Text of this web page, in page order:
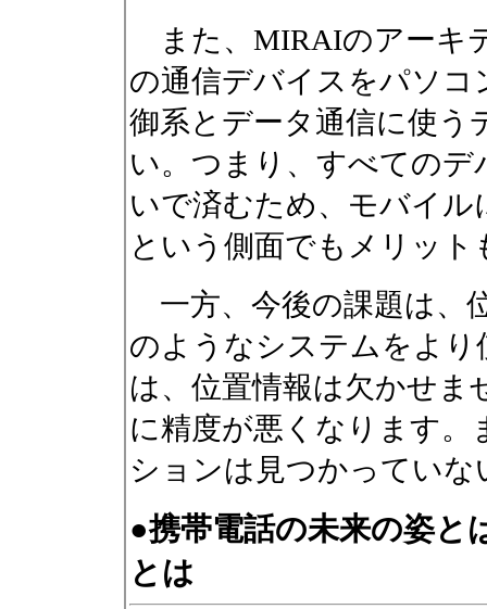
また、MIRAIのアーキ
の通信デバイスをパソ
御系とデータ通信に使う
い。つまり、すべての
いで済むため、モバイ
という側面でもメリッ
一方、今後の課題は、
のようなシステムをよ
は、位置情報は欠かせま
に精度が悪くなります
ションは見つかってい
●携帯電話の未来の姿と
とは